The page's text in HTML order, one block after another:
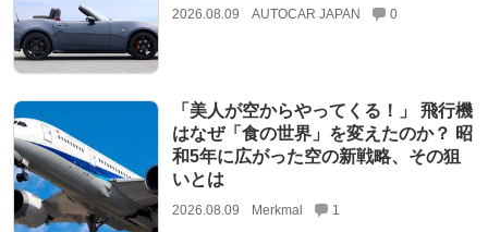
2026.08.09 AUTOCAR JAPAN 0
「美人が空からやってくる！」 飛行機
はなぜ「食の世界」を変えたのか？ 昭
和5年に広がった空の新戦略、その狙
いとは
2026.08.09 Merkmal 1